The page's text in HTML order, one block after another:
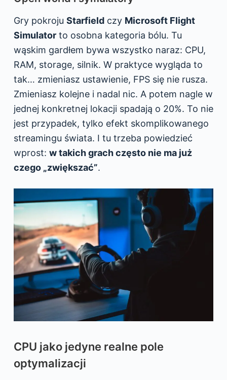
Gry pokroju Starfieldczy Microsoft Flight
Simulatorto osobna kategoria bólu. Tu
wąskim gardłem bywa wszystko naraz: CPU,
RAM, storage, silnik. W praktyce wygląda to
tak… zmieniasz ustawienie, FPS się nie rusza.
Zmieniasz kolejne i nadal nic. A potem nagle w
jednej konkretnej lokacji spadają o 20%. To nie
jest przypadek, tylko efekt skomplikowanego
streamingu świata. I tu trzeba powiedzieć
wprost: w takich grach często nie ma już
czego „zwiększać”.
CPU jako jedyne realne pole
optymalizacji